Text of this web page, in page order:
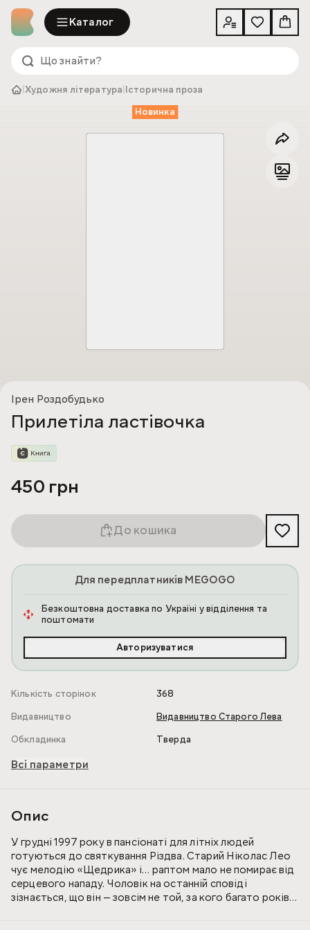
Каталог
|Художня література Історична проза
Новинка
Ірен Роздобудько
Прилетіла ластівочка
450 грн
До кошика
Для передплатників MEGOGO
Безкоштовна доставка по Україні у відділення та
поштомати
Авторизуватися
Кількість сторінок
368
Видавництво
Видавництво Старого Лева
Обкладинка
Тверда
Всі параметри
Опис
У грудні 1997 року в пансіонаті для літніх людей
готуються до святкування Різдва. Старий Ніколас Лео
чує мелодію «Щедрика» і… раптом мало не помирає від
серцевого нападу. Чоловік на останній сповіді
зізнається, що він — зовсім не той, за кого багато років